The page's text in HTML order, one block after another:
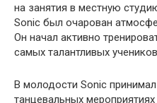
на занятия в местную
Sonic был очарован
Он начал активно
самых талантливых
В молодости Sonic
танцевальных